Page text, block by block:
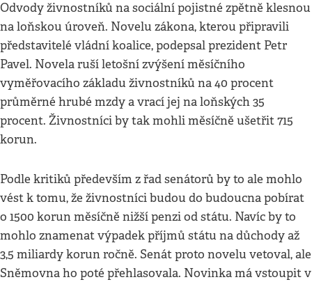
Odvody živnostníků na sociální pojistné zpětně klesnou
na loňskou úroveň. Novelu zákona, kterou připravili
představitelé vládní koalice, podepsal prezident Petr
Pavel. Novela ruší letošní zvýšení měsíčního
vyměřovacího základu živnostníků na 40 procent
průměrné hrubé mzdy a vrací jej na loňských 35
procent. Živnostníci by tak mohli měsíčně ušetřit 715
korun.
Podle kritiků především z řad senátorů by to ale mohlo
vést k tomu, že živnostníci budou do budoucna pobírat
o 1500 korun měsíčně nižší penzi od státu. Navíc by to
mohlo znamenat výpadek příjmů státu na důchody až
3,5 miliardy korun ročně. Senát proto novelu vetoval, ale
Sněmovna ho poté přehlasovala. Novinka má vstoupit v